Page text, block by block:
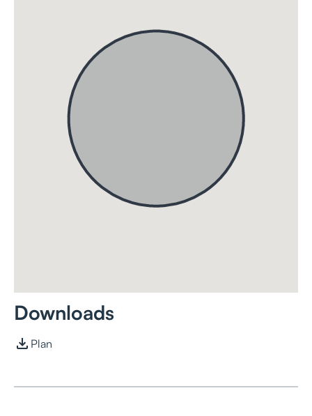
Downloads
Plan